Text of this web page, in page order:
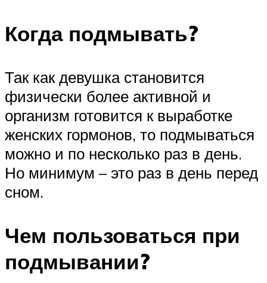
Когда подмывать?
Так как девушка становится
физически более активной и
организм готовится к выработке
женских гормонов, то подмываться
можно и по несколько раз в день.
Но минимум – это раз в день перед
сном.
Чем пользоваться при
подмывании?